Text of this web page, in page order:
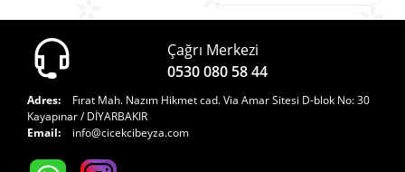
Çağrı Merkezi
0530 080 58 44
Adres:
Fırat Mah. Nazım Hikmet cad. Via Amar Sitesi D-blok No: 30
Kayapınar / DİYARBAKIR
Email:
info@cicekcibeyza.com